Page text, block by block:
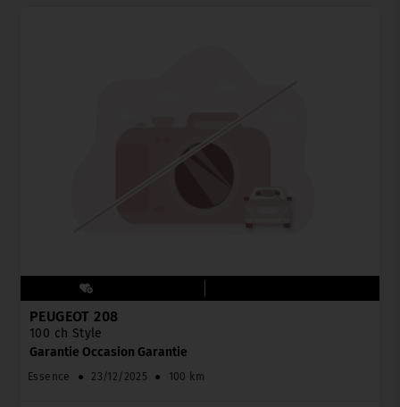
PEUGEOT 208
100 ch Style
Garantie Occasion Garantie
Essence ● 23/12/2025 ● 100 km